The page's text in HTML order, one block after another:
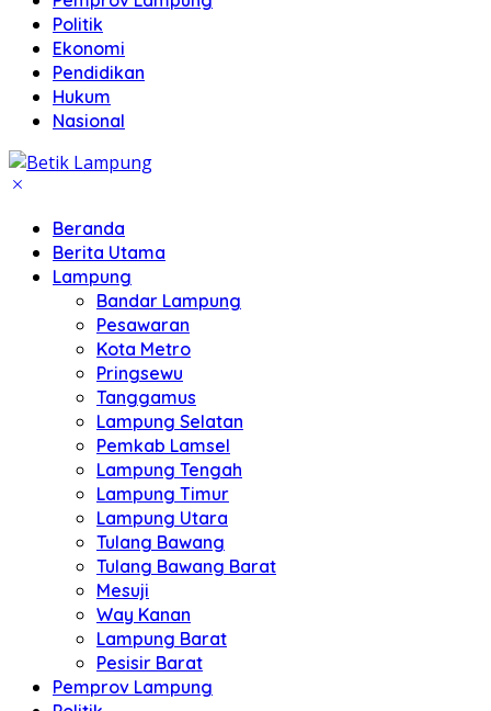
Politik
Ekonomi
Pendidikan
Hukum
Nasional
Beranda
Berita Utama
Lampung
Bandar Lampung
Pesawaran
Kota Metro
Pringsewu
Tanggamus
Lampung Selatan
Pemkab Lamsel
Lampung Tengah
Lampung Timur
Lampung Utara
Tulang Bawang
Tulang Bawang Barat
Mesuji
Way Kanan
Lampung Barat
Pesisir Barat
Pemprov Lampung